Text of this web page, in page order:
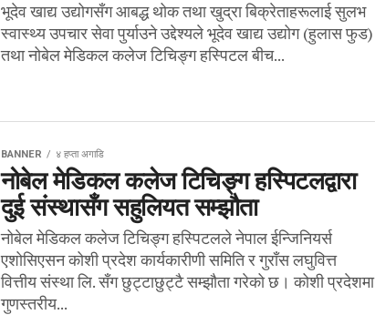
भूदेव खाद्य उद्योगसँग आबद्ध थोक तथा खुद्रा बिक्रेताहरूलाई सुलभ
स्वास्थ्य उपचार सेवा पुर्याउने उद्देश्यले भूदेव खाद्य उद्योग (हुलास फुड)
तथा नोबेल मेडिकल कलेज टिचिङ्ग हस्पिटल बीच...
BANNER ४ हप्ता अगाडि
नोबेल मेडिकल कलेज टिचिङ्ग हस्पिटलद्वारा
दुई संस्थासँग सहुलियत सम्झौता
नोबेल मेडिकल कलेज टिचिङ्ग हस्पिटलले नेपाल ईन्जिनियर्स
एशोसिएसन कोशी प्रदेश कार्यकारीणी समिति र गुराँस लघुवित्त
वित्तीय संस्था लि. सँग छुट्टाछुट्टै सम्झौता गरेको छ। कोशी प्रदेशमा
गुणस्तरीय...